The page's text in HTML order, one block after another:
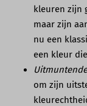
kleuren zijn
maar zijn
nu een
een kleur
om zijn